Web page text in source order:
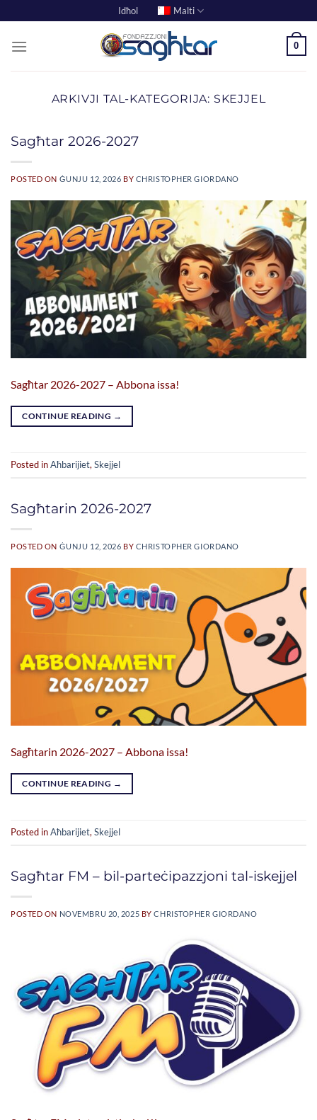
to
content
Idħol Malti
0
ARKIVJI TAL-KATEGORIJA: SKEJJEL
Sagħtar 2026-2027
POSTED ON ĠUNJU 12, 2026 BY CHRISTOPHER GIORDANO
Sagħtar 2026-2027 – Abbona issa!
CONTINUE READING →
Posted inAħbarijiet,Skejjel
Sagħtarin 2026-2027
POSTED ON ĠUNJU 12, 2026 BY CHRISTOPHER GIORDANO
Sagħtarin 2026-2027 – Abbona issa!
CONTINUE READING →
Posted inAħbarijiet,Skejjel
Sagħtar FM – bil-parteċipazzjoni tal-iskejjel
POSTED ON NOVEMBRU 20, 2025 BYCHRISTOPHER GIORDANO